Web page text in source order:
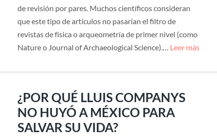
de revisión por pares. Muchos científicos consideran
que este tipo de artículos no pasarían el filtro de
revistas de física o arqueometría de primer nivel (como
Nature o Journal of Archaeological Science).… Leer más
¿POR QUÉ LLUIS COMPANYS
NO HUYÓ A MÉXICO PARA
SALVAR SU VIDA?